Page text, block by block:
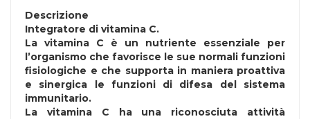
Descrizione
Integratore di vitamina C.
La vitamina C è un nutriente essenziale per
l’organismo che favorisce le sue normali funzioni
fisiologiche e che supporta in maniera proattiva
e sinergica le funzioni di difesa del sistema
immunitario.
La vitamina C ha una riconosciuta attività